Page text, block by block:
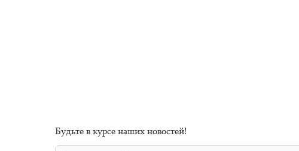
Будьте в курсе наших новостей!